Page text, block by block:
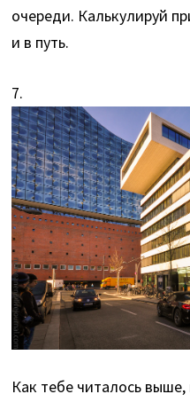
очереди. Калькулируй
и в путь.
7.
Как тебе читалось